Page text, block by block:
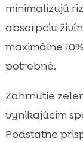
minimalizujú
absorpciu
maximálne
potrebné.
Zahrnutie
vynikajúcim
Podstatne